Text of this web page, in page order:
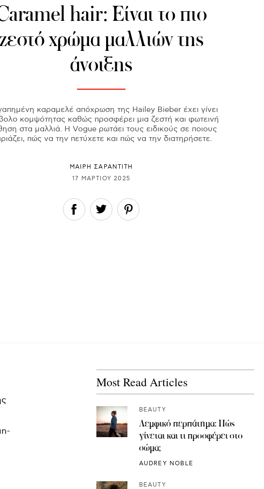
hair: Είναι το πιο
χρώμα μαλλιών της
άνοιξης
καραμελέ απόχρωση της Hailey Bieber έχει γίνει
κομψότητας καθώς προσφέρει μια ζεστή και φωτεινή
στα μαλλιά. Η Vogue ρωτάει τους ειδικούς σε ποιους
πώς να την πετύχετε και πώς να την διατηρήσετε.
ΜΑΊΡΗ ΣΑΡΑΝΤΊΤΗ
17 ΜΑΡΤΊΟΥ 2025
Most Read Articles
BEAUTY
Λεμφικό περπάτημα: Πώς
γίνεται και τι προσφέρει στο
σώμα;
AUDREY NOBLE
BEAUTY